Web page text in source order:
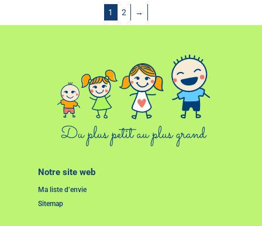
1 2 →
Notre site web
Ma liste d’envie
Sitemap